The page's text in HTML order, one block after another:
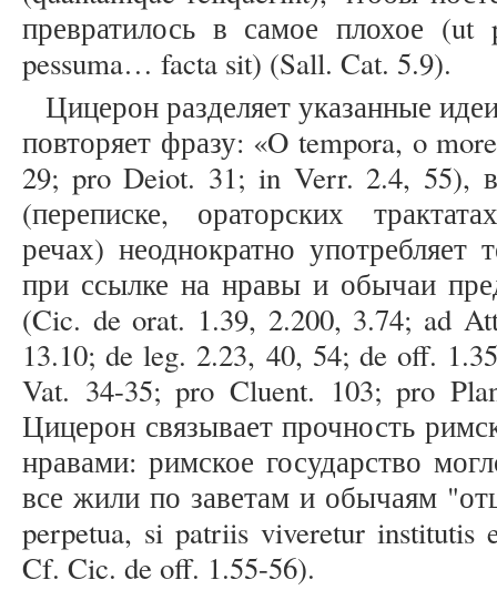
превратилось в самое плохое
pessuma… facta sit) (Sall. Cat. 5.9).
Цицерон разделяет указанные
повторяет фразу: «O tempora, o
29; pro Deiot. 31; in Verr. 2.4, 55), в
(переписке, ораторских
речах) неоднократно
при ссылке на нравы и обычаи
(Cic. de orat. 1.39, 2.200, 3.74; ad
13.10; de leg. 2.23, 40, 54; de off.
Vat. 34-35; pro Cluent. 103; pro
Цицерон связывает прочность
нравами: римское государство
все жили по заветам и обычаям
perpetua, si patriis viveretur
Cf. Cic. de off. 1.55-56).